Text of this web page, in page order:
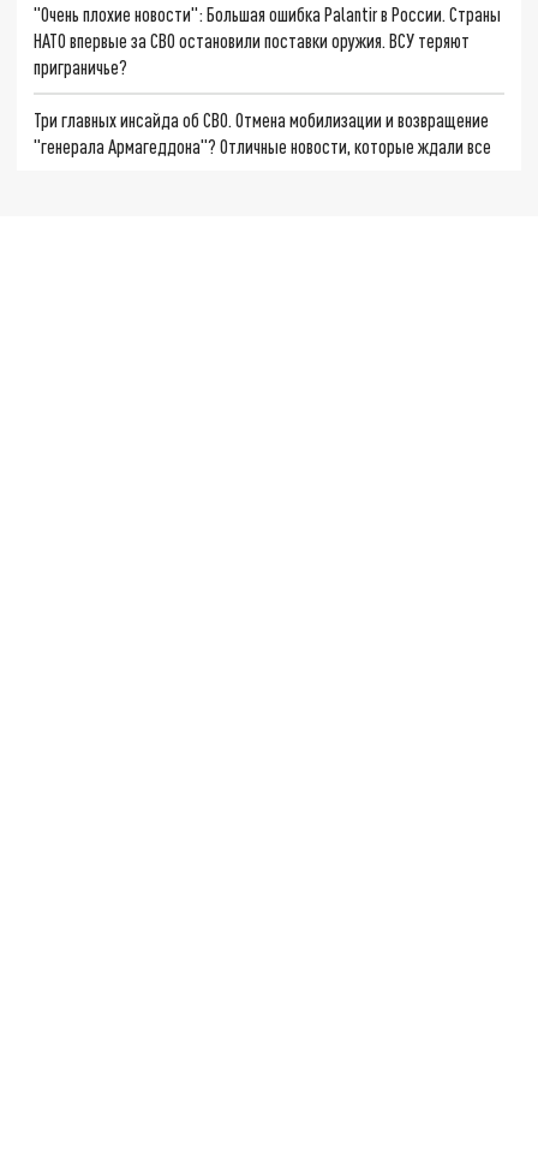
"Очень плохие новости": Большая ошибка Palantir в России. Страны
НАТО впервые за СВО остановили поставки оружия. ВСУ теряют
приграничье?
Три главных инсайда об СВО. Отмена мобилизации и возвращение
"генерала Армагеддона"? Отличные новости, которые ждали все